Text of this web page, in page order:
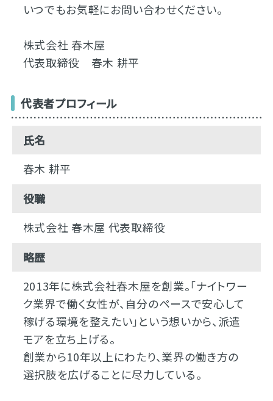
いつでもお気軽にお問い合わせください。
株式会社 春木屋
代表取締役 春木 耕平
代表者プロフィール
氏名
春木 耕平
役職
株式会社 春木屋 代表取締役
略歴
2013年に株式会社春木屋を創業。「ナイトワー
ク業界で働く女性が、自分のペースで安心して
稼げる環境を整えたい」という想いから、派遣
モアを立ち上げる。
創業から10年以上にわたり、業界の働き方の
選択肢を広げることに尽力している。